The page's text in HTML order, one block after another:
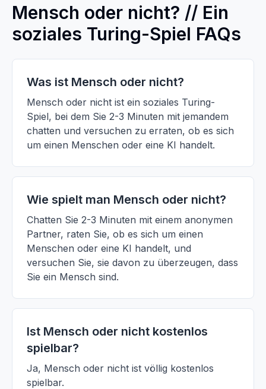
Mensch oder nicht? // Ein
soziales Turing-Spiel FAQs
Was ist Mensch oder nicht?
Mensch oder nicht ist ein soziales Turing-
Spiel, bei dem Sie 2-3 Minuten mit jemandem
chatten und versuchen zu erraten, ob es sich
um einen Menschen oder eine KI handelt.
Wie spielt man Mensch oder nicht?
Chatten Sie 2-3 Minuten mit einem anonymen
Partner, raten Sie, ob es sich um einen
Menschen oder eine KI handelt, und
versuchen Sie, sie davon zu überzeugen, dass
Sie ein Mensch sind.
Ist Mensch oder nicht kostenlos
spielbar?
Ja, Mensch oder nicht ist völlig kostenlos
spielbar.